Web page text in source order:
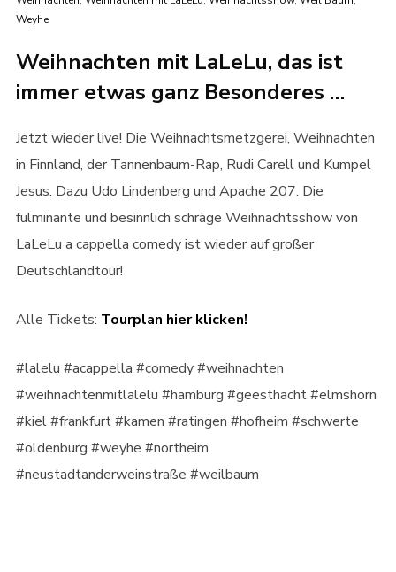
Weyhe
Weihnachten mit LaLeLu, das ist
immer etwas ganz Besonderes …
Jetzt wieder live! Die Weihnachtsmetzgerei, Weihnachten
in Finnland, der Tannenbaum-Rap, Rudi Carell und Kumpel
Jesus. Dazu Udo Lindenberg und Apache 207. Die
fulminante und besinnlich schräge Weihnachtsshow von
LaLeLu a cappella comedy ist wieder auf großer
Deutschlandtour!
Alle Tickets: Tourplan hier klicken!
#lalelu #acappella #comedy #weihnachten
#weihnachtenmitlalelu #hamburg #geesthacht #elmshorn
#kiel #frankfurt #kamen #ratingen #hofheim #schwerte
#oldenburg #weyhe #northeim
#neustadtanderweinstraße #weilbaum